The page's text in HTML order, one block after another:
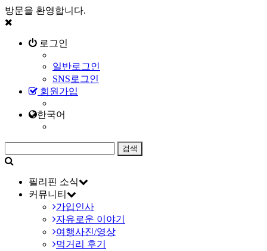
방문을 환영합니다.
로그인
일반로그인
SNS로그인
회원가입
한국어
필리핀 소식
커뮤니티
가입인사
자유로운 이야기
여행사진/영상
먹거리 후기